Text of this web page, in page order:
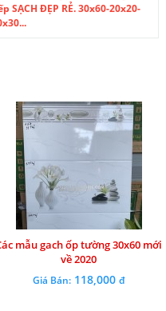
SẠCH ĐẸP RẺ. 30x60-20x20-
mẫu gach ốp tường 30x60 mới
về 2020
Giá Bán:118,000 đ